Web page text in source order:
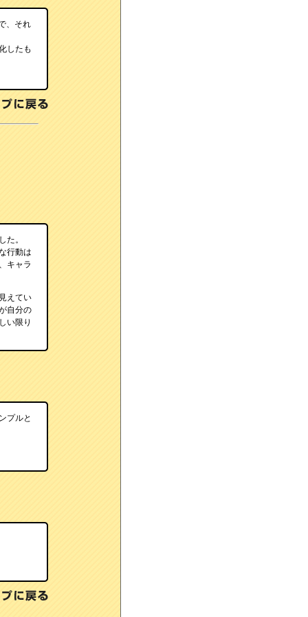
、それ
したも
た。
行動は
キャラ
えてい
自分の
い限り
プルと